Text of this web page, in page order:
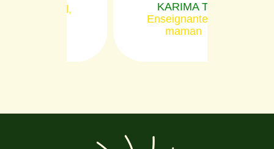
KARIMA T.
Enseignante et
maman